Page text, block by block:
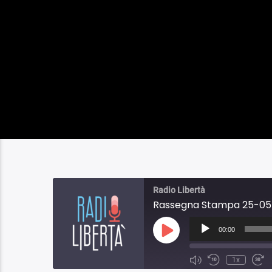
Radio Libertà
Rassegna Stampa 25-
Play
Episode
Audio
Player
00:00
1x